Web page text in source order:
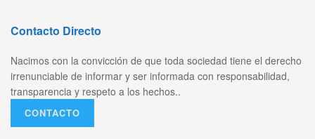
Contacto Directo
Nacimos con la convicción de que toda sociedad tiene el derecho
irrenunciable de informar y ser informada con responsabilidad,
transparencia y respeto a los hechos..
CONTACTO